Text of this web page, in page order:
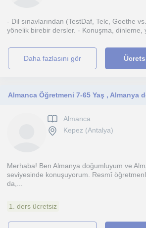
- Dil sınavlarından (TestDaf, Telc, Goethe
yönelik birebir dersler. - Konuşma, dinleme,
daha fazlasını gör
Almanca Öğretmeni 7-65 Yaş , Almanya
Almanca
Kepez (Antalya)
Merhaba! Ben Almanya doğumluyum ve
seviyesinde konuşuyorum. Resmî
da,...
1. ders ücretsiz